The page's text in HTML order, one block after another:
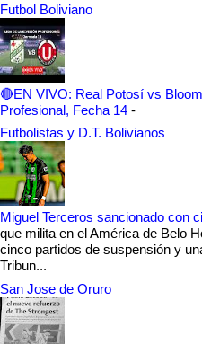
Futbol Boliviano
🔴EN VIVO: Real Potosí vs
Profesional, Fecha 14 -
Futbolistas y D.T. Bolivianos
Miguel Terceros sancionado con
que milita en el América de Belo
cinco partidos de suspensión y
Tribun...
San Jose de Oruro